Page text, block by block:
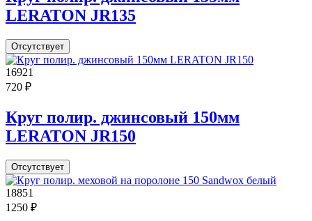
LERATON JR135
Отсутствует
16921
720 ₽
Круг полир. джинсовый 150мм
LERATON JR150
Отсутствует
18851
1250 ₽